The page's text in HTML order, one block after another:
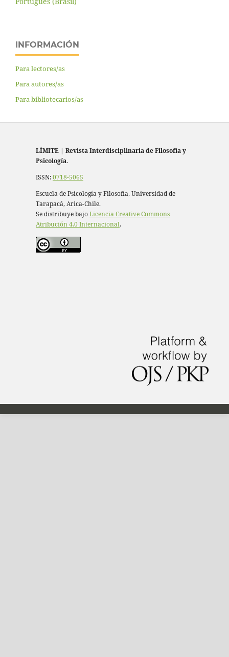
INFORMACIÓN
Para lectores/as
Para autores/as
Para bibliotecarios/as
LÍMITE | Revista Interdisciplinaria de Filosofía y
Psicología.
ISSN:0718-5065
Escuela de Psicología y Filosofía, Universidad de
Tarapacá, Arica-Chile.
Se distribuye bajoLicencia Creative Commons
Atribución 4.0 Internacional.